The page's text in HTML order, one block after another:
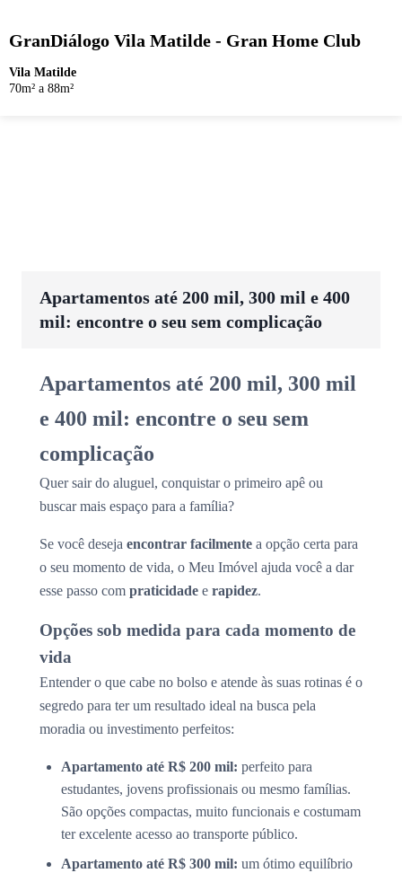
GranDiálogo Vila Matilde - Gran Home Club
Vila Matilde
70m² a 88m²
Apartamentos até 200 mil, 300 mil e 400
mil: encontre o seu sem complicação
Apartamentos até 200 mil, 300 mil
e 400 mil: encontre o seu sem
complicação
Quer sair do aluguel, conquistar o primeiro apê ou
buscar mais espaço para a família?
Se você deseja encontrar facilmente a opção certa para
o seu momento de vida, o Meu Imóvel ajuda você a dar
esse passo com praticidade e rapidez.
Opções sob medida para cada momento de
vida
Entender o que cabe no bolso e atende às suas rotinas é o
segredo para ter um resultado ideal na busca pela
moradia ou investimento perfeitos:
Apartamento até R$ 200 mil: perfeito para
estudantes, jovens profissionais ou mesmo famílias.
São opções compactas, muito funcionais e costumam
ter excelente acesso ao transporte público.
Apartamento até R$ 300 mil: um ótimo equilíbrio